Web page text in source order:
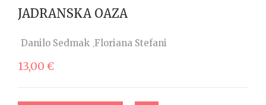
JADRANSKA OAZA
Danilo Sedmak Floriana Stefani
13,00 €